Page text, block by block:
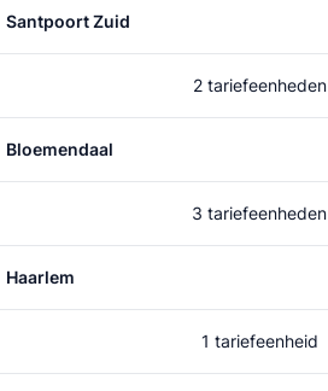
Santpoort Zuid
2 tariefeenheden
Bloemendaal
3 tariefeenheden
Haarlem
1 tariefeenheid